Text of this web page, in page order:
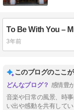
To Be With You –
3年前
このブログのここ
感情豊
音楽や日常の風景、時
い出や感動を共有して